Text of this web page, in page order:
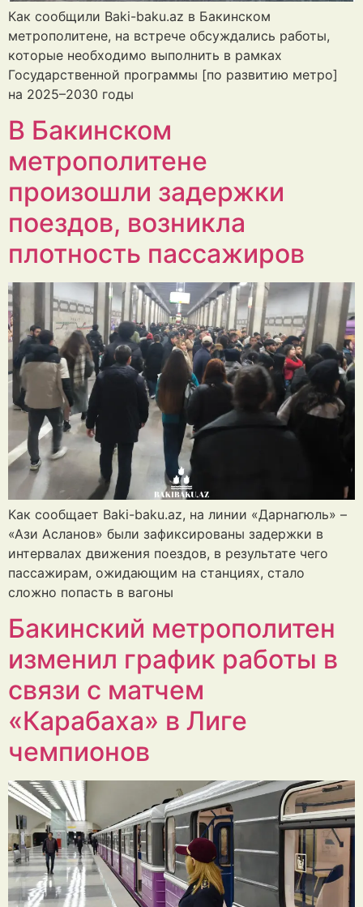
Как сообщили Baki-baku.az в Бакинском
метрополитене, на встрече обсуждались работы,
которые необходимо выполнить в рамках
Государственной программы [по развитию метро]
на 2025–2030 годы
В Бакинском
метрополитене
произошли задержки
поездов, возникла
плотность пассажиров
Как сообщает Baki-baku.az, на линии «Дарнагюль» –
«Ази Асланов» были зафиксированы задержки в
интервалах движения поездов, в результате чего
пассажирам, ожидающим на станциях, стало
сложно попасть в вагоны
Бакинский метрополитен
изменил график работы в
связи с матчем
«Карабаха» в Лиге
чемпионов